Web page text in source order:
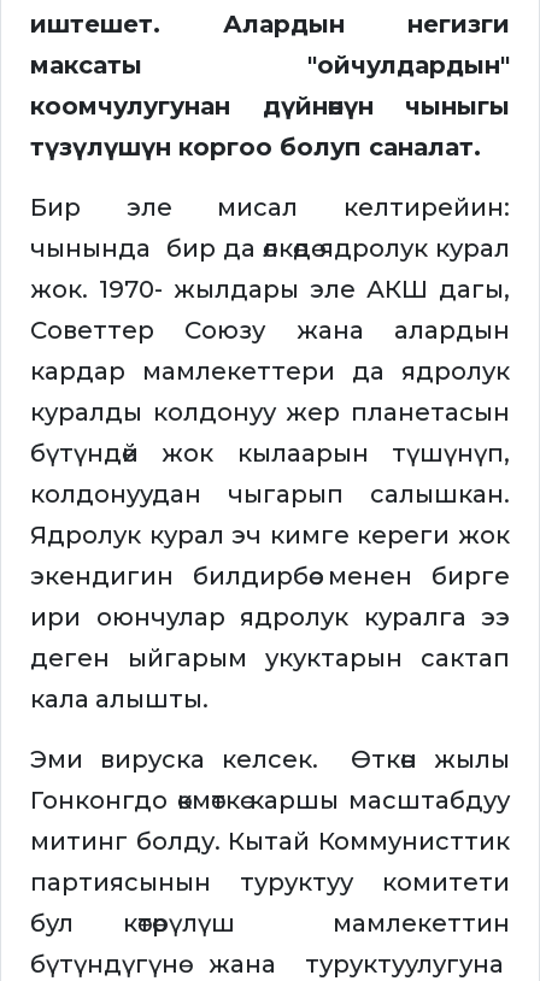
иштешет. Алардын негизги
максаты "ойчулдардын"
коомчулугунан дүйнөнүн чыныгы
түзүлүшүн коргоо болуп саналат.
Бир эле мисал келтирейин:
чынында бир да өлкөдө ядролук курал
жок. 1970- жылдары эле АКШ дагы,
Советтер Союзу жана алардын
кардар мамлекеттери да ядролук
куралды колдонуу жер планетасын
бүтүндөй жок кылаарын түшүнүп,
колдонуудан чыгарып салышкан.
Ядролук курал эч кимге кереги жок
экендигин билдирбөө менен бирге
ири оюнчулар ядролук куралга ээ
деген ыйгарым укуктарын сактап
кала алышты.
Эми вируска келсек. Өткөн жылы
Гонконгдо өкмөткө каршы масштабдуу
митинг болду. Кытай Коммунисттик
партиясынын туруктуу комитети
бул көтөрүлүш мамлекеттин
бүтүндүгүнө жана туруктуулугуна